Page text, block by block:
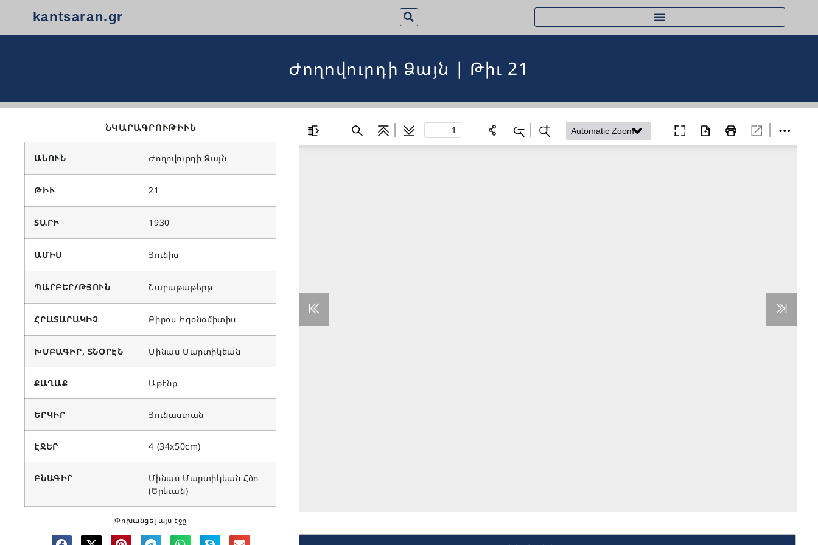
kantsaran.gr
Ժողովուրդի Ձայն | Թիւ 21
ՆԿԱՐԱԳՐՈՒԹԻՒՆ
ԱՆՈՒՆ Ժողովուրդի Ձայն
ԹԻՒ 21
ՏԱՐԻ 1930
ԱՄԻՍ Յունիս
ՊԱՐԲԵՐ/ԹՅՈՒՆ Շաբաթաթերթ
ՀՐԱՏԱՐԱԿԻՉ Բիրօս Իգօնօմիտիս
ԽՄԲԱԳԻՐ, ՏՆՕՐԷՆ Մինաս Մարտիկեան
ՔԱՂԱՔ Աթէնք
ԵՐԿԻՐ Յունաստան
ԷՋԵՐ 4 (34x50cm)
ԲՆԱԳԻՐ
Մինաս Մարտիկեան Հծո
(Երեւան)
Փոխանցել այս էջը